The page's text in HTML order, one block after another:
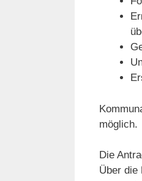
möglich.
Die
Über die